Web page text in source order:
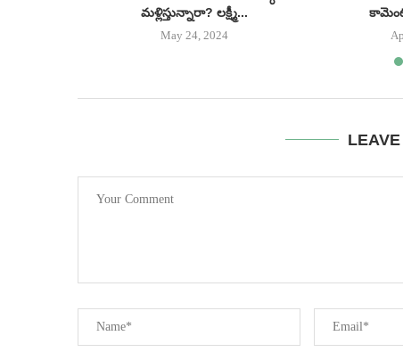
మళ్లిస్తున్నారా? లక్ష్మీ...
May 24, 2024